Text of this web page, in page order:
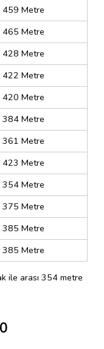
459 Metre
465 Metre
428 Metre
422 Metre
420 Metre
384 Metre
361 Metre
423 Metre
354 Metre
375 Metre
385 Metre
385 Metre
ile arası 354 metre